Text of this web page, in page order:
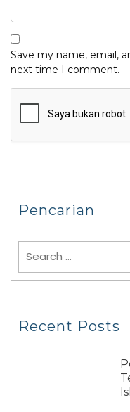
Save my name, email,
next time I comment.
Pencarian
Recent Posts